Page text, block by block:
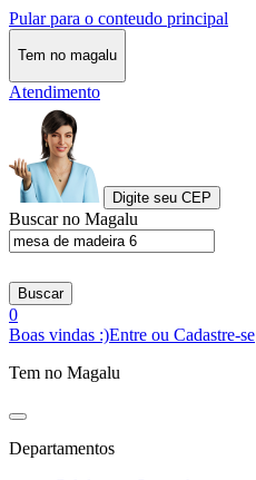
Pular para o conteudo principal
Tem no magalu
Atendimento
Digite seu CEP
Buscar no Magalu
Buscar
0
Boas vindas :)Entre ou Cadastre-se
Tem no Magalu
Departamentos